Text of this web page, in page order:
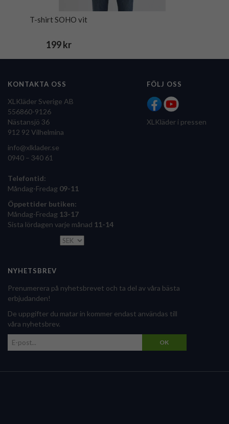
T-shirt SOHO vit
199 kr
KONTAKTA OSS
XLKläder Sverige AB
556860-9126
Nästansjö 36
912 92 Vilhelmina
info@xlklader.se
0940 – 340 61
Telefontid:
Måndag-Fredag 09-11
Öppettider butiken:
Måndag-Fredag 13-17
Sista lördagen varje månad 11-14
FÖLJ OSS
XLKläder i pressen
NYHETSBREV
Prenumerera på nyhetsbrevet och ta del av våra bästa
erbjudanden!
De uppgifter du matar in kommer endast användas till
våra nyhetsbrev.
OK